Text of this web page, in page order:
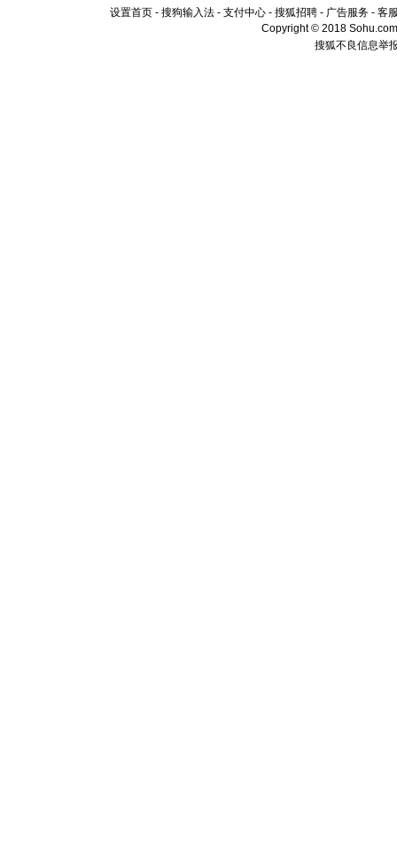
设置首页 - 搜狗输入法 - 支付中心 - 搜狐招聘 - 广告服务 - 客
Copyright © 2018
搜狐不良信息举